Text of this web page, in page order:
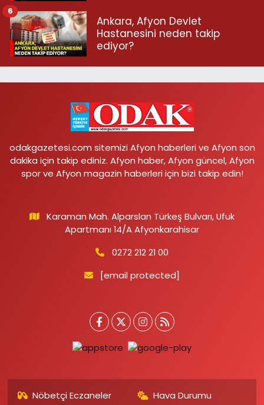
Ankara, Afyon Devlet
Hastanesini neden takip
ediyor?
6
odakgazetesi.com sitemizi Afyon haberleri ve Afyon son
dakika için takip ediniz. Afyon haber, Afyon güncel, Afyon
spor ve Afyon magazin haberleri için bizi takip edin!
Karaman Mah. Alparslan Türkeş Bulvarı, Ufuk
Apartmanı 14/A Afyonkarahisar
0272 212 21 00
[email protected]
Nöbetçi Eczaneler Hava Durumu